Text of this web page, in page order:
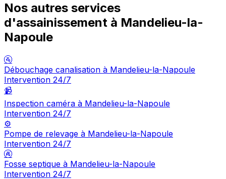
Nos autres services
d'assainissement à Mandelieu-la-
Napoule
🚰
Débouchage canalisation à Mandelieu-la-Napoule
Intervention 24/7
📹
Inspection caméra à Mandelieu-la-Napoule
Intervention 24/7
⚙️
Pompe de relevage à Mandelieu-la-Napoule
Intervention 24/7
🚱
Fosse septique à Mandelieu-la-Napoule
Intervention 24/7